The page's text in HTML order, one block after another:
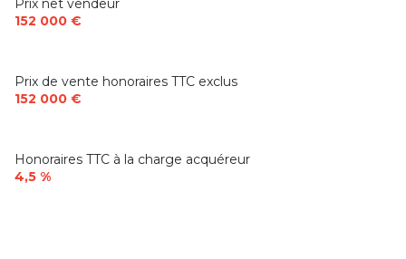
Prix net vendeur
152 000 €
Prix de vente honoraires TTC exclus
152 000 €
Honoraires TTC à la charge acquéreur
4,5 %